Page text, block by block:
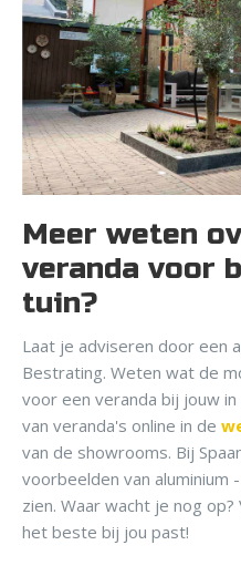
Meer weten
veranda voor
tuin?
Laat je adviseren door een
Bestrating. Weten wat de
voor een veranda bij jouw
van veranda's online in de
van de showrooms. Bij
voorbeelden van aluminium
zien. Waar wacht je nog
het beste bij jou past!